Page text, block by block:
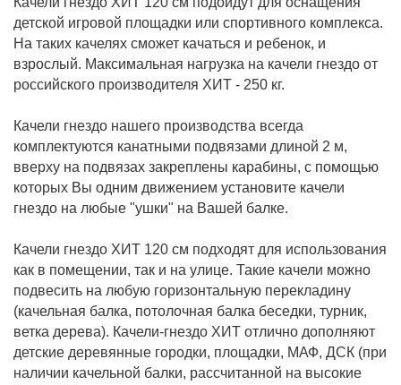
детской игровой площадки или спортивного комплекса.
На таких качелях сможет качаться и ребенок, и
взрослый. Максимальная нагрузка на качели гнездо от
российского производителя ХИТ - 250 кг.
Качели гнездо нашего производства всегда
комплектуются канатными подвязами длиной 2 м,
вверху на подвязах закреплены карабины, с помощью
которых Вы одним движением установите качели
гнездо на любые "ушки" на Вашей балке.
Качели гнездо ХИТ 120 см подходят для использования
как в помещении, так и на улице. Такие качели можно
подвесить на любую горизонтальную перекладину
(качельная балка, потолочная балка беседки, турник,
ветка дерева). Качели-гнездо ХИТ отлично дополняют
детские деревянные городки, площадки, МАФ, ДСК (при
наличии качельной балки, рассчитанной на высокие